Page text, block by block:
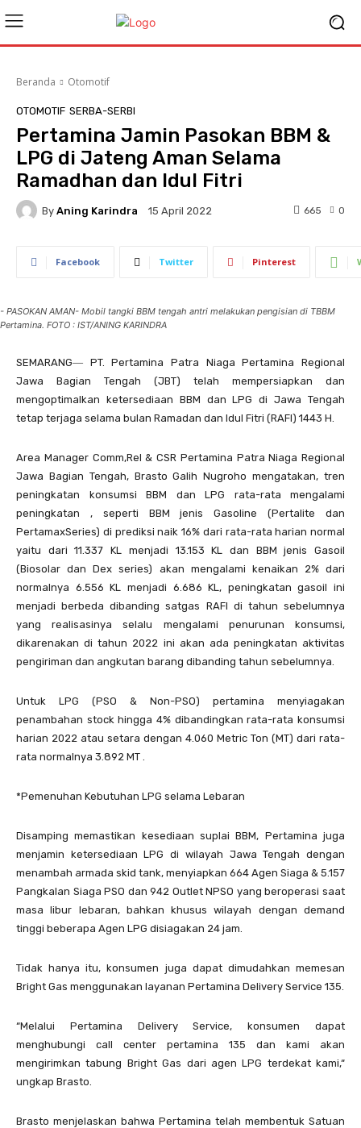
Beranda Otomotif
OTOMOTIF SERBA-SERBI
Pertamina Jamin Pasokan BBM &
LPG di Jateng Aman Selama
Ramadhan dan Idul Fitri
By Aning Karindra 15 April 2022 0
665
Facebook Twitter Pinterest
- PASOKAN AMAN- Mobil tangki BBM tengah antri melakukan pengisian di TBBM
Pertamina. FOTO : IST/ANING KARINDRA
SEMARANG― PT. Pertamina Patra Niaga Pertamina Regional
Jawa Bagian Tengah (JBT) telah mempersiapkan dan
mengoptimalkan ketersediaan BBM dan LPG di Jawa Tengah
tetap terjaga selama bulan Ramadan dan Idul Fitri (RAFI) 1443 H.
Area Manager Comm,Rel & CSR Pertamina Patra Niaga Regional
Jawa Bagian Tengah, Brasto Galih Nugroho mengatakan, tren
peningkatan konsumsi BBM dan LPG rata-rata mengalami
peningkatan , seperti BBM jenis Gasoline (Pertalite dan
PertamaxSeries) di prediksi naik 16% dari rata-rata harian normal
yaitu dari 11.337 KL menjadi 13.153 KL dan BBM jenis Gasoil
(Biosolar dan Dex series) akan mengalami kenaikan 2% dari
normalnya 6.556 KL menjadi 6.686 KL, peningkatan gasoil ini
menjadi berbeda dibanding satgas RAFI di tahun sebelumnya
yang realisasinya selalu mengalami penurunan konsumsi,
dikarenakan di tahun 2022 ini akan ada peningkatan aktivitas
pengiriman dan angkutan barang dibanding tahun sebelumnya.
Untuk LPG (PSO & Non-PSO) pertamina menyiagakan
penambahan stock hingga 4% dibandingkan rata-rata konsumsi
harian 2022 atau setara dengan 4.060 Metric Ton (MT) dari rata-
rata normalnya 3.892 MT .
*Pemenuhan Kebutuhan LPG selama Lebaran
Disamping memastikan kesediaan suplai BBM, Pertamina juga
menjamin ketersediaan LPG di wilayah Jawa Tengah dengan
menambah armada skid tank, menyiapkan 664 Agen Siaga & 5.157
Pangkalan Siaga PSO dan 942 Outlet NPSO yang beroperasi saat
masa libur lebaran, bahkan khusus wilayah dengan demand
tinggi beberapa Agen LPG disiagakan 24 jam.
Tidak hanya itu, konsumen juga dapat dimudahkan memesan
Bright Gas menggunakan layanan Pertamina Delivery Service 135.
“Melalui Pertamina Delivery Service, konsumen dapat
menghubungi call center pertamina 135 dan kami akan
mengirimkan tabung Bright Gas dari agen LPG terdekat kami,“
ungkap Brasto.
Brasto menjelaskan bahwa Pertamina telah membentuk Satuan